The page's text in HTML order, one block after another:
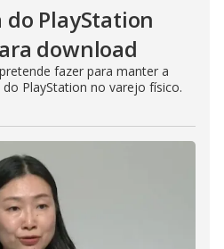
do PlayStation
download
fazer para manter a
PlayStation no varejo físico.